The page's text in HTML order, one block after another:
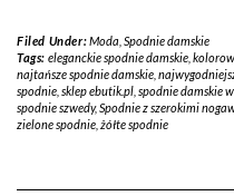
Filed Under:Moda Spodnie damskie
Tags: eleganckie spodnie damskie,
najtańsze spodnie damskie
spodnie sklep ebutik.pl spodnie damskie
spodnie szwedy,Spodnie z szerokimi
zielone spodnie żółte spodnie